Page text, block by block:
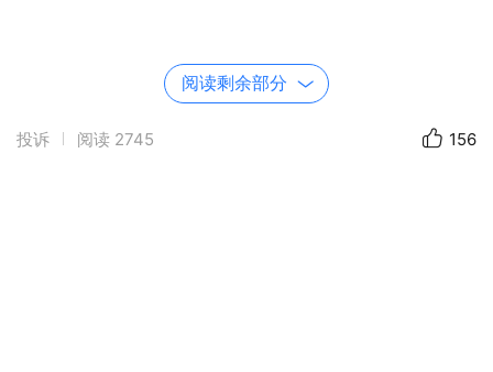
阅读剩余部分
投诉 阅读 2745 156